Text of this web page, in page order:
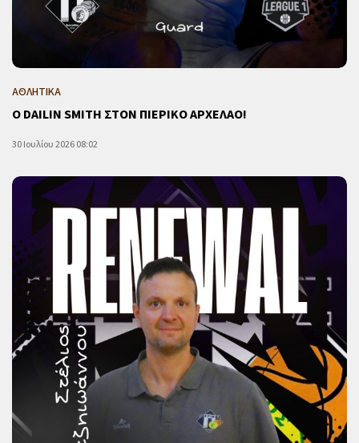
ΑΘΛΗΤΙΚΑ
Ο DAILIN SMITH ΣΤΟΝ ΠΙΕΡΙΚΟ ΑΡΧΕΛΑΟ!
30 Ιουλίου 2026 08:02